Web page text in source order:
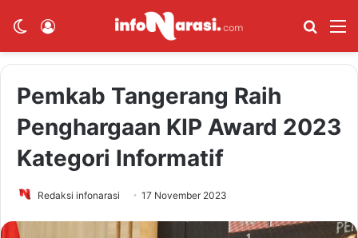
Switch skin Cari
Pemkab Tangerang Raih
Penghargaan KIP Award 2023
Kategori Informatif
Redaksi infonarasi 17 November 2023